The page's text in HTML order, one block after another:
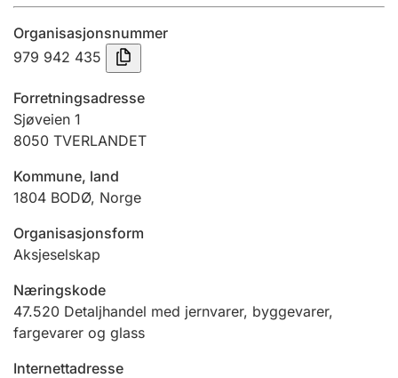
Tinglysing
Jeger
Betaling og jegeravgiftskort
Ektepaktveileder
Offentlig sektor
Andre tema
Organisasjonsnummer
979 942 435
Forretningsadresse
Sjøveien 1
8050 TVERLANDET
Kommune, land
1804 BODØ, Norge
Organisasjonsform
Aksjeselskap
Næringskode
47.520 Detaljhandel med jernvarer, byggevarer,
fargevarer og glass
Internettadresse